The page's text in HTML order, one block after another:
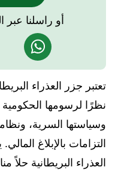
أو راسلنا عبر
نظرًا لرسومها
وسياستها السرية،
التزامات بالإبلاغ
العذراء البريطانية